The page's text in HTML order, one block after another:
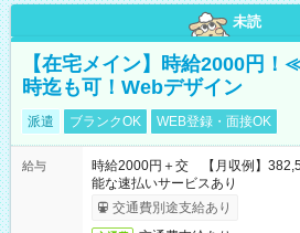
未読
【在宅メイン】時給2000円
時迄も可！Webデザイン
派遣 ブランクOK WEB登録・面接OK
給与
時給2000円＋交 【月収例】
能な速払いサービスあり
交通費別途支給あり